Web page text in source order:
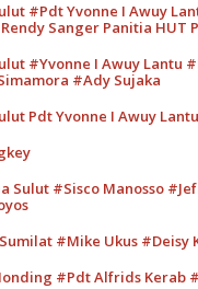
#Pdt Yvonne I Awuy
Sanger Panitia HUT
#Yvonne I Awuy Lantu
#Ady Sujaka
Pdt Yvonne I Awuy
Sulut #Sisco Manosso
#Mike Ukus #Deisy
#Pdt Alfrids Kerab